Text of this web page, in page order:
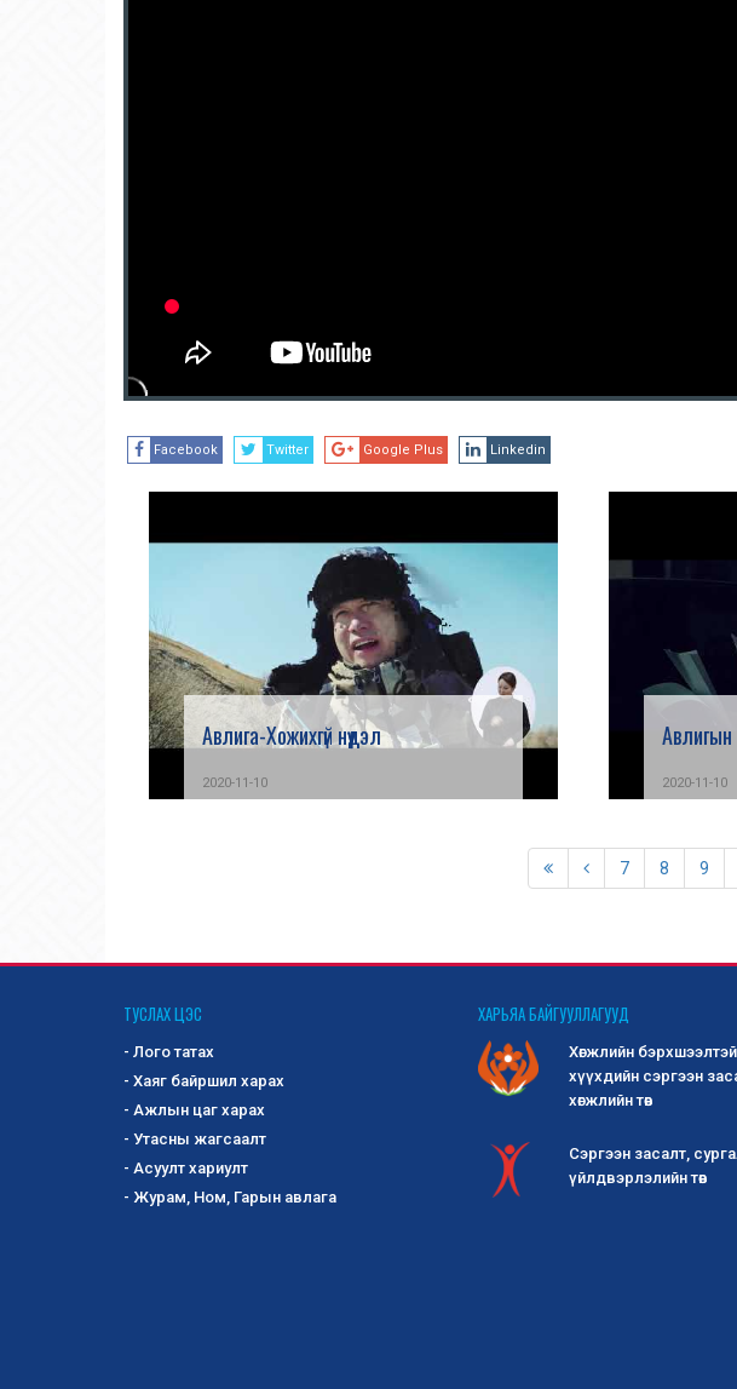
Facebook Twitter Google Plus Linkedin
Авлига-Хожихгүй нүүдэл
2020-11-10 2020-11-10
7 8 9
ТУСЛАХ ЦЭС
- Лого татах
- Хаяг байршил харах
- Ажлын цаг харах
- Утасны жагсаалт
- Асуулт хариулт
- Журам, Ном, Гарын авлага
ХАРЬЯА БАЙГУУЛЛАГУУД
Хөгжлийн бэрхшээлтэй
хүүхдийн сэргээн
хөгжлийн төв
Сэргээн засалт,
үйлдвэрлэлийн төв